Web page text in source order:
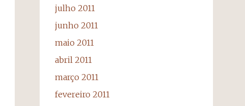
julho 2011
junho 2011
maio 2011
abril 2011
março 2011
fevereiro 2011